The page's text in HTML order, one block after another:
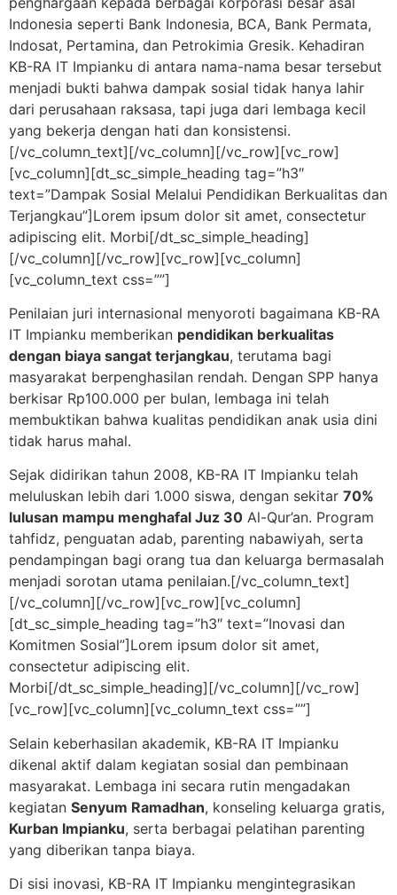
Indonesia seperti Bank Indonesia, BCA, Bank Permata,
Indosat, Pertamina, dan Petrokimia Gresik. Kehadiran
KB-RA IT Impianku di antara nama-nama besar tersebut
menjadi bukti bahwa dampak sosial tidak hanya lahir
dari perusahaan raksasa, tapi juga dari lembaga kecil
yang bekerja dengan hati dan konsistensi.
[/vc_column_text][/vc_column][/vc_row][vc_row]
[vc_column][dt_sc_simple_heading tag=”h3″
text=”Dampak Sosial Melalui Pendidikan Berkualitas dan
Terjangkau”]Lorem ipsum dolor sit amet, consectetur
adipiscing elit. Morbi[/dt_sc_simple_heading]
[/vc_column][/vc_row][vc_row][vc_column]
[vc_column_text css=””]
Penilaian juri internasional menyoroti bagaimana KB-RA
IT Impianku memberikan pendidikan berkualitas
dengan biaya sangat terjangkau, terutama bagi
masyarakat berpenghasilan rendah. Dengan SPP hanya
berkisar Rp100.000 per bulan, lembaga ini telah
membuktikan bahwa kualitas pendidikan anak usia dini
tidak harus mahal.
Sejak didirikan tahun 2008, KB-RA IT Impianku telah
meluluskan lebih dari 1.000 siswa, dengan sekitar 70%
lulusan mampu menghafal Juz 30 Al-Qur’an. Program
tahfidz, penguatan adab, parenting nabawiyah, serta
pendampingan bagi orang tua dan keluarga bermasalah
menjadi sorotan utama penilaian.[/vc_column_text]
[/vc_column][/vc_row][vc_row][vc_column]
[dt_sc_simple_heading tag=”h3″ text=”Inovasi dan
Komitmen Sosial”]Lorem ipsum dolor sit amet,
consectetur adipiscing elit.
Morbi[/dt_sc_simple_heading][/vc_column][/vc_row]
[vc_row][vc_column][vc_column_text css=””]
Selain keberhasilan akademik, KB-RA IT Impianku
dikenal aktif dalam kegiatan sosial dan pembinaan
masyarakat. Lembaga ini secara rutin mengadakan
kegiatan Senyum Ramadhan, konseling keluarga gratis,
Kurban Impianku, serta berbagai pelatihan parenting
yang diberikan tanpa biaya.
Di sisi inovasi, KB-RA IT Impianku mengintegrasikan